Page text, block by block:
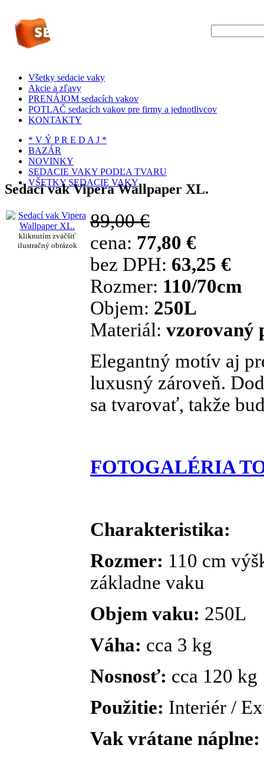
Všetky sedacie vaky
Akcie a zľavy
PRENÁJOM sedacích vakov
POTLAČ sedacích vakov pre firmy a jednotlivcov
KONTAKTY
* V Ý P R E D A J *
BAZÁR
NOVINKY
SEDACIE VAKY PODĽA TVARU
VŠETKY SEDACIE VAKY
Sedací vak Vipera Wallpaper XL.
kliknutím zväčšiť
ilustračný obrázok
89,00 €
cena: 77,80 €
bez DPH: 63,25 €
Rozmer: 110/70cm
Objem: 250L
Materiál: vzorovaný
Elegantný motív aj
luxusný zároveň.
sa tvarovať, takže
FOTOGALÉRIA
Charakteristika:
Rozmer: 110 cm
základne vaku
Objem vaku: 250L
Váha: cca 3 kg
Nosnosť: cca 120 kg
Použitie: Interiér /
Vak vrátane náplne: